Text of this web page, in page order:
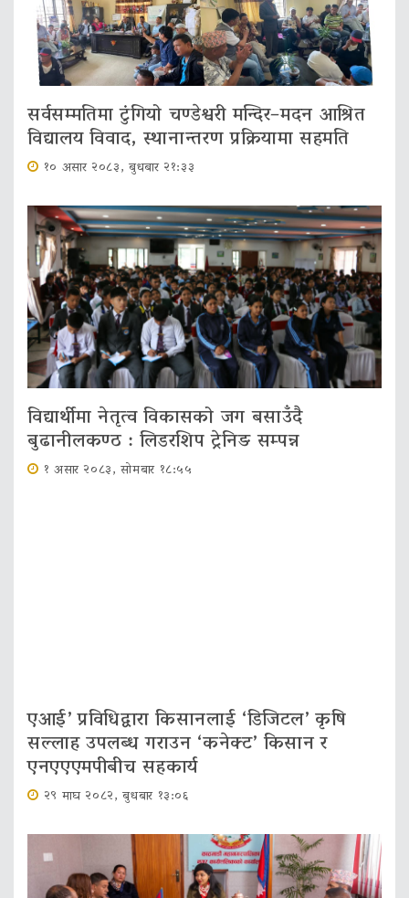
सर्वसम्मतिमा टुंगियो चण्डेश्वरी मन्दिर–मदन आश्रित
विद्यालय विवाद, स्थानान्तरण प्रक्रियामा सहमति
१० असार २०८३, बुधबार २१:३३
विद्यार्थीमा नेतृत्व विकासको जग बसाउँदै
बुढानीलकण्ठ : लिडरशिप ट्रेनिङ सम्पन्न
१ असार २०८३, सोमबार १८:५५
एआई’ प्रविधिद्वारा किसानलाई ‘डिजिटल’ कृषि
सल्लाह उपलब्ध गराउन ‘कनेक्ट’ किसान र
एनएएएमपीबीच सहकार्य
२९ माघ २०८२, बुधबार १३:०६